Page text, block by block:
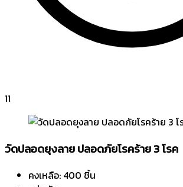
11
วัดปลอดยุงลาย ปลอดภัยโรคร้าย 3 โรค
คงเหลือ: 400 ชิ้น